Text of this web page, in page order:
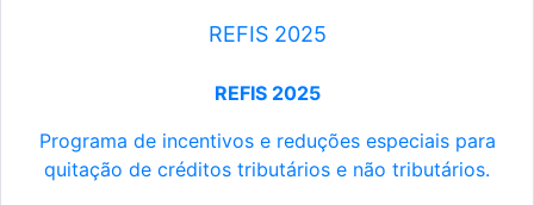
REFIS 2025
REFIS 2025
Programa de incentivos e reduções especiais para
quitação de créditos tributários e não tributários.